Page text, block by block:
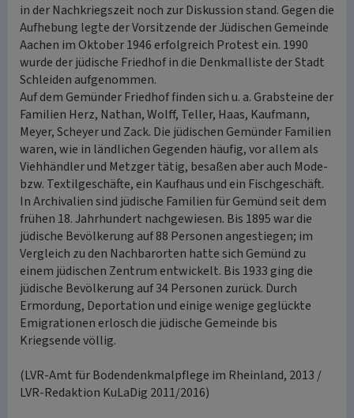
in der Nachkriegszeit noch zur Diskussion stand. Gegen die
Aufhebung legte der Vorsitzende der Jüdischen Gemeinde
Aachen im Oktober 1946 erfolgreich Protest ein. 1990
wurde der jüdische Friedhof in die Denkmalliste der Stadt
Schleiden aufgenommen.
Auf dem Gemünder Friedhof finden sich u. a. Grabsteine der
Familien Herz, Nathan, Wolff, Teller, Haas, Kaufmann,
Meyer, Scheyer und Zack. Die jüdischen Gemünder Familien
waren, wie in ländlichen Gegenden häufig, vor allem als
Viehhändler und Metzger tätig, besaßen aber auch Mode-
bzw. Textilgeschäfte, ein Kaufhaus und ein Fischgeschäft.
In Archivalien sind jüdische Familien für Gemünd seit dem
frühen 18. Jahrhundert nachgewiesen. Bis 1895 war die
jüdische Bevölkerung auf 88 Personen angestiegen; im
Vergleich zu den Nachbarorten hatte sich Gemünd zu
einem jüdischen Zentrum entwickelt. Bis 1933 ging die
jüdische Bevölkerung auf 34 Personen zurück. Durch
Ermordung, Deportation und einige wenige geglückte
Emigrationen erlosch die jüdische Gemeinde bis
Kriegsende völlig.
(LVR-Amt für Bodendenkmalpflege im Rheinland, 2013 /
LVR-Redaktion KuLaDig 2011/2016)